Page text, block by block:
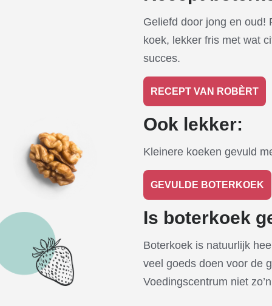
Geliefd door jong en oud!
koek, lekker fris met wat
succes.
RECEPT VAN ROBÈRT
Ook lekker:
Kleinere koeken gevuld
GEVULDE BOTERKOEK
Is boterkoek
Boterkoek is natuurlijk
veel goeds doen voor de
Voedingscentrum niet